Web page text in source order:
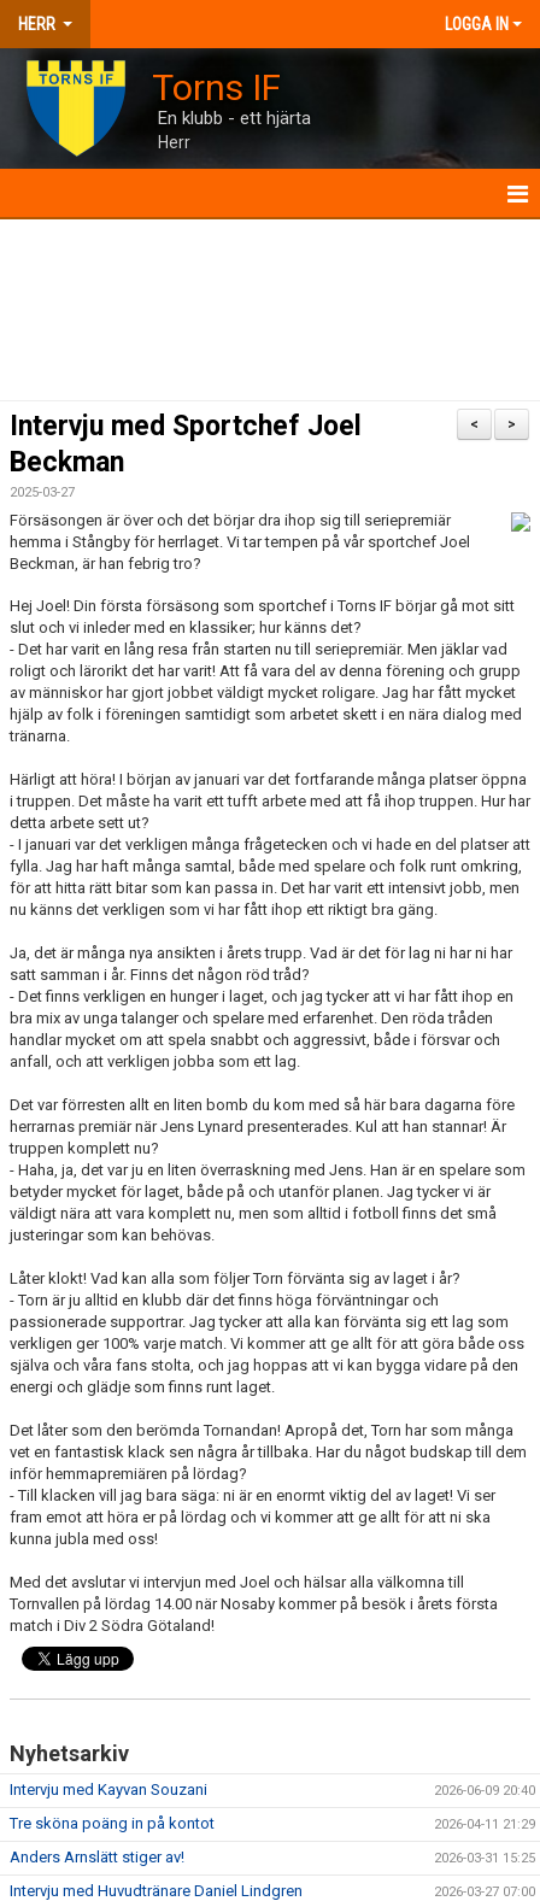
HERR LOGGA IN
Torns IF
En klubb - ett hjärta
Herr
TRUPPEN
BILDGALLERI
ÅRETS TORNARE
>
<
Intervju med Sportchef Joel
Beckman
2025-03-27
Försäsongen är över och det börjar dra ihop sig till seriepremiär
hemma i Stångby för herrlaget. Vi tar tempen på vår sportchef Joel
Beckman, är han febrig tro?
Hej Joel! Din första försäsong som sportchef i Torns IF börjar gå mot sitt
slut och vi inleder med en klassiker; hur känns det?
- Det har varit en lång resa från starten nu till seriepremiär. Men jäklar vad
roligt och lärorikt det har varit! Att få vara del av denna förening och grupp
av människor har gjort jobbet väldigt mycket roligare. Jag har fått mycket
hjälp av folk i föreningen samtidigt som arbetet skett i en nära dialog med
tränarna.
Härligt att höra! I början av januari var det fortfarande många platser öppna
i truppen. Det måste ha varit ett tufft arbete med att få ihop truppen. Hur har
detta arbete sett ut?
- I januari var det verkligen många frågetecken och vi hade en del platser att
fylla. Jag har haft många samtal, både med spelare och folk runt omkring,
för att hitta rätt bitar som kan passa in. Det har varit ett intensivt jobb, men
nu känns det verkligen som vi har fått ihop ett riktigt bra gäng.
Ja, det är många nya ansikten i årets trupp. Vad är det för lag ni har ni har
satt samman i år. Finns det någon röd tråd?
- Det finns verkligen en hunger i laget, och jag tycker att vi har fått ihop en
bra mix av unga talanger och spelare med erfarenhet. Den röda tråden
handlar mycket om att spela snabbt och aggressivt, både i försvar och
anfall, och att verkligen jobba som ett lag.
Det var förresten allt en liten bomb du kom med så här bara dagarna före
herrarnas premiär när Jens Lynard presenterades. Kul att han stannar! Är
truppen komplett nu?
- Haha, ja, det var ju en liten överraskning med Jens. Han är en spelare som
betyder mycket för laget, både på och utanför planen. Jag tycker vi är
väldigt nära att vara komplett nu, men som alltid i fotboll finns det små
justeringar som kan behövas.
Låter klokt! Vad kan alla som följer Torn förvänta sig av laget i år?
- Torn är ju alltid en klubb där det finns höga förväntningar och
passionerade supportrar. Jag tycker att alla kan förvänta sig ett lag som
verkligen ger 100% varje match. Vi kommer att ge allt för att göra både oss
själva och våra fans stolta, och jag hoppas att vi kan bygga vidare på den
energi och glädje som finns runt laget.
Det låter som den berömda Tornandan! Apropå det, Torn har som många
vet en fantastisk klack sen några år tillbaka. Har du något budskap till dem
inför hemmapremiären på lördag?
- Till klacken vill jag bara säga: ni är en enormt viktig del av laget! Vi ser
fram emot att höra er på lördag och vi kommer att ge allt för att ni ska
kunna jubla med oss!
Med det avslutar vi intervjun med Joel och hälsar alla välkomna till
Tornvallen på lördag 14.00 när Nosaby kommer på besök i årets första
match i Div 2 Södra Götaland!
Nyhetsarkiv
Intervju med Kayvan Souzani 2026-06-09 20:40
Tre sköna poäng in på kontot 2026-04-11 21:29
Anders Arnslätt stiger av! 2026-03-31 15:25
Intervju med Huvudtränare Daniel Lindgren 2026-03-27 07:00